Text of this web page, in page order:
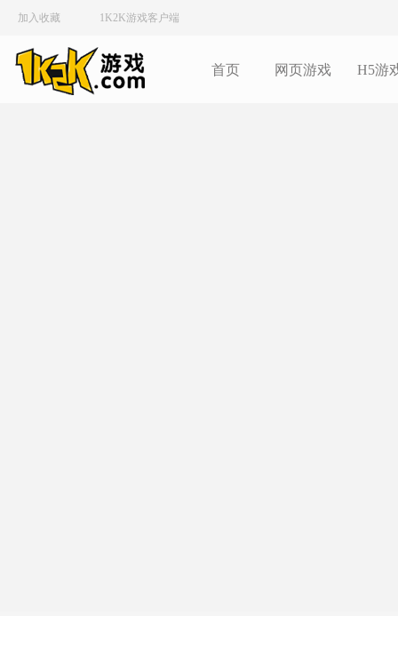
加入收藏 1K2K游戏客户端
首页 网页游戏 H5游